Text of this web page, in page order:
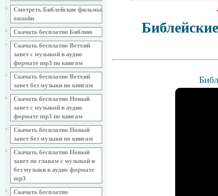
Смотреть Библейские фильмы
онлайн
Скачать бесплатно Библию
Скачать бесплатно Ветхий
завет с музыкой в аудио
формате mp3 по книгам
Скачать бесплатно Ветхий
завет без музыки по книгам
Скачать бесплатно Новый
завет с музыкой в аудио
формате mp3 по книгам
Скачать бесплатно Новый
завет без музыки по книгам
Скачать бесплатно Новый
завет по главам с музыкой и
без музыки в аудио формате
mp3
Скачать бесплатно